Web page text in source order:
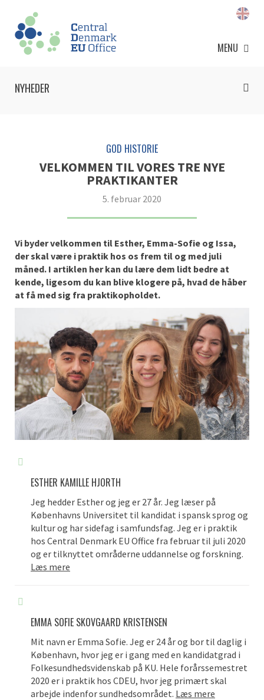
MENU
NYHEDER
GOD HISTORIE
VELKOMMEN TIL VORES TRE NYE
PRAKTIKANTER
5. februar 2020
Vi byder velkommen til Esther, Emma-Sofie og Issa,
der skal være i praktik hos os frem til og med juli
måned. I artiklen her kan du lære dem lidt bedre at
kende, ligesom du kan blive klogere på, hvad de håber
at få med sig fra praktikopholdet.
ESTHER KAMILLE HJORTH
Jeg hedder Esther og jeg er 27 år. Jeg læser på
Københavns Universitet til kandidat i spansk sprog og
kultur og har sidefag i samfundsfag. Jeg er i praktik
hos Central Denmark EU Office fra februar til juli 2020
og er tilknyttet områderne uddannelse og forskning.
Læs mere
EMMA SOFIE SKOVGAARD KRISTENSEN
Mit navn er Emma Sofie. Jeg er 24 år og bor til daglig i
København, hvor jeg er i gang med en kandidatgrad i
Folkesundhedsvidenskab på KU. Hele forårssemestret
2020 er i praktik hos CDEU, hvor jeg primært skal
arbejde indenfor sundhedsområdet. Læs mere